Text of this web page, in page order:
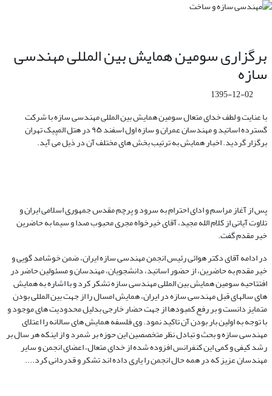
برگزاری سومین همایش بین المللی مهندسی
سازه
1395-12-02
با عنایت و لطف خدای متعال سومین همایش بین المللی مهندسی سازه با شرکت
گسترده اساتید و مهندسان عمران و سازه اول اسفند ۹۵ در هتل المپیک تهران
برگزار گردید. اخبار همایش به ترتیب بخش های مختلف آن در ذیل می آید.
پس از آغاز مراسم و ادای احترام به سرود و پرچم مقدس جمهوری اسلامی ایران و
تلاوت آیاتی از کلام الله مجید، آقای خیرخواه مجری محبوب صدا و سیما به حاضرین
خیر مقدم گفت.
در ادامه آقای دکتر هوائی رئیس انجمن مهندسی سازه ایران، ضمن خوشامد گویی و
خیر مقدم به حاضرین، از حضور اساتید، دانشجویان، مهندسان و مسئولین حاضر در
افتتاحیه سومین همایش بین المللی مهندسی سازه تشکر کرد و با اشاره به همایش
های سالهای قبل مهندسی سازه در ایران، همایش امسال را از جهت بین المللی بودن
متمایز دانست و بر رفع کمبودها از جهت حضار خارجی بدلیل محدودیت های موجود و
با توجه به اولین بار بودن آن تاکید نمود. وی فلسفه همایش های سالانه را اعتلای
مهندسی سازه و بحث و تبادل نظر متخصصین این حوزه بر شمرد و از اینکه هر سال بر
رشد کیفی و کمی این کنفرانس افزوده شده از خدای متعال، اعضای انجمن و سایر
مهندسان عزیز که در همه حال انجمن را یاری داده اند تشکر و قدردانی کرد....